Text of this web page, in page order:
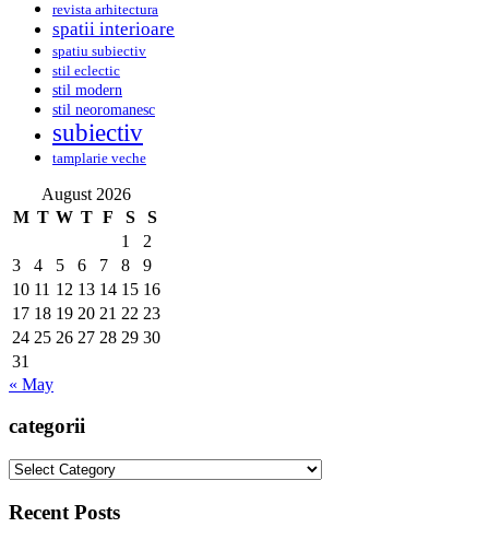
revista arhitectura
spatii interioare
spatiu subiectiv
stil eclectic
stil modern
stil neoromanesc
subiectiv
tamplarie veche
August 2026
M T W T F S
S
1
2
3
4 5 6 7 8
9
10 11 12 13 14 15 16
17 18 19 20 21 22 23
24 25 26 27 28 29 30
31
« May
categorii
categorii
Recent Posts